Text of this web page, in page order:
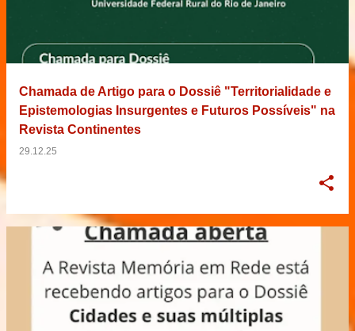
Chamada de Artigo para o Dossiê "Territorialidade e
Epistemologias Insurgentes e Futuros Possíveis" na
Revista Continentes
29.12.25